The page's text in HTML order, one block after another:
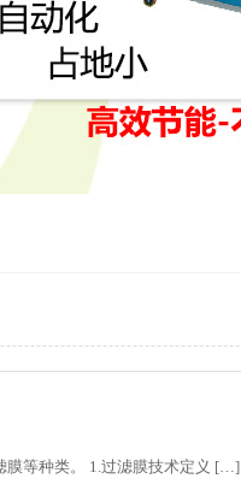
膜等种类。 1.过滤膜技术定义 […]